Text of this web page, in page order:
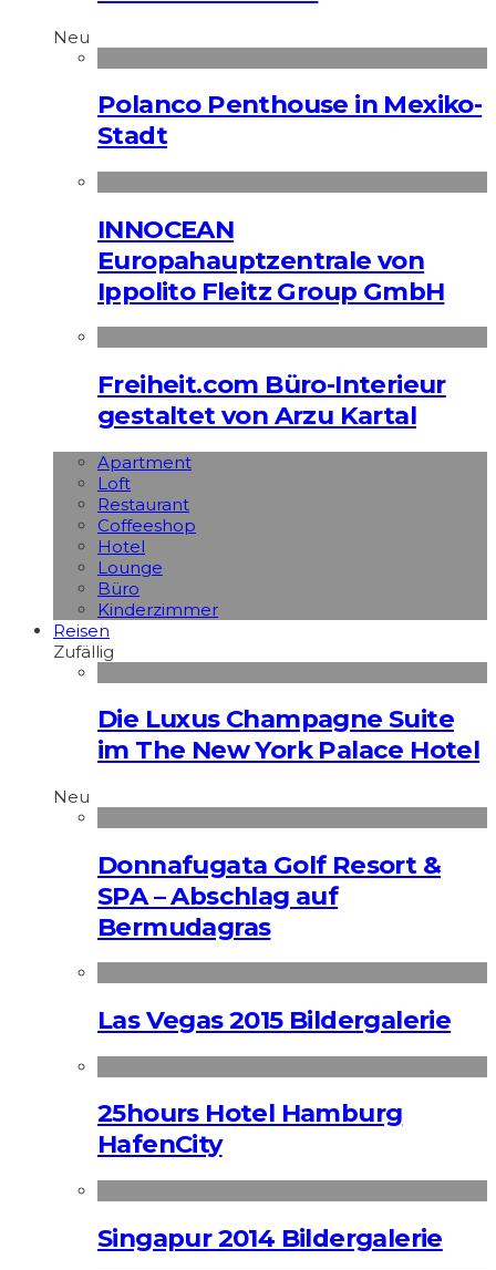
Neu
Polanco Penthouse in Mexiko-
Stadt
INNOCEAN
Europahauptzentrale von
Ippolito Fleitz Group GmbH
Freiheit.com Büro-Interieur
gestaltet von Arzu Kartal
Apart­ment
Loft
Restaurant
Coffeeshop
Hotel
Lounge
Büro
Kinderzimmer
Reisen
Zufällig
Die Luxus Champagne Suite
im The New York Palace Hotel
Neu
Donnafugata Golf Resort &
SPA – Abschlag auf
Bermudagras
Las Vegas 2015 Bildergalerie
25hours Hotel Hamburg
HafenCity
Singapur 2014 Bildergalerie